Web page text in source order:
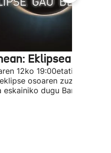
Eklipsea
12ko 19:00etatik aurrera,
osoaren zuzeneko
eskainiko dugu Bardeatik.